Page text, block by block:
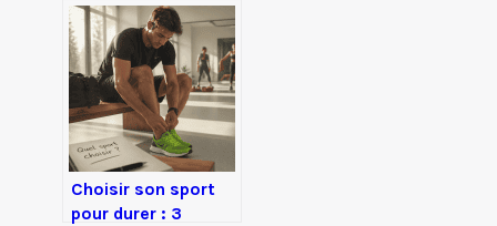
Choisir son sport
pour durer : 3